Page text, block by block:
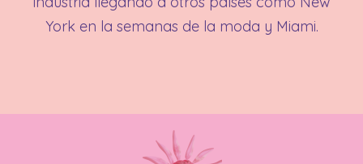
York en la semanas de la moda y Miami.